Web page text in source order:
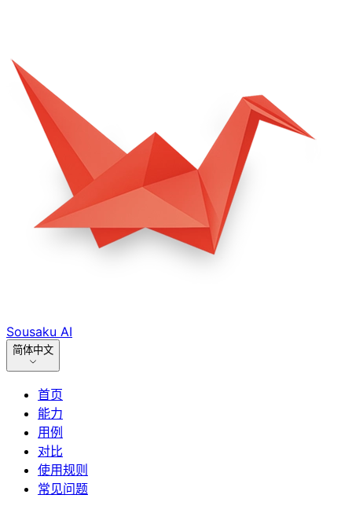
Sousaku AI
简体中文
首页
能力
用例
对比
使用规则
常见问题